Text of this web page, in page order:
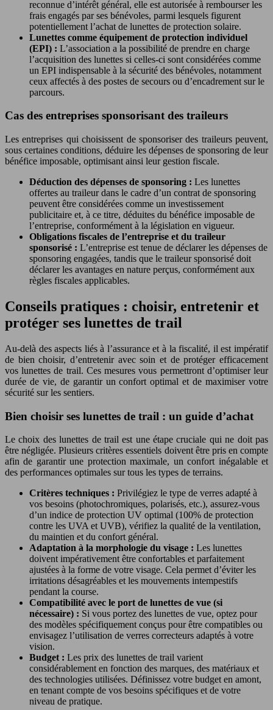
reconnue d’intérêt général, elle est autorisée à rembourser les
frais engagés par ses bénévoles, parmi lesquels figurent
potentiellement l’achat de lunettes de protection solaire.
Lunettes comme équipement de protection individuel
(EPI) : L’association a la possibilité de prendre en charge
l’acquisition des lunettes si celles-ci sont considérées comme
un EPI indispensable à la sécurité des bénévoles, notamment
ceux affectés à des postes de secours ou d’encadrement sur le
parcours.
Cas des entreprises sponsorisant des traileurs
Les entreprises qui choisissent de sponsoriser des traileurs peuvent,
sous certaines conditions, déduire les dépenses de sponsoring de leur
bénéfice imposable, optimisant ainsi leur gestion fiscale.
Déduction des dépenses de sponsoring : Les lunettes
offertes au traileur dans le cadre d’un contrat de sponsoring
peuvent être considérées comme un investissement
publicitaire et, à ce titre, déduites du bénéfice imposable de
l’entreprise, conformément à la législation en vigueur.
Obligations fiscales de l’entreprise et du traileur
sponsorisé : L’entreprise est tenue de déclarer les dépenses de
sponsoring engagées, tandis que le traileur sponsorisé doit
déclarer les avantages en nature perçus, conformément aux
règles fiscales applicables.
Conseils pratiques : choisir, entretenir et
protéger ses lunettes de trail
Au-delà des aspects liés à l’assurance et à la fiscalité, il est impératif
de bien choisir, d’entretenir avec soin et de protéger efficacement
vos lunettes de trail. Ces mesures vous permettront d’optimiser leur
durée de vie, de garantir un confort optimal et de maximiser votre
sécurité sur les sentiers.
Bien choisir ses lunettes de trail : un guide d’achat
Le choix des lunettes de trail est une étape cruciale qui ne doit pas
être négligée. Plusieurs critères essentiels doivent être pris en compte
afin de garantir une protection maximale, un confort inégalable et
des performances optimales sur tous les types de terrains.
Critères techniques : Privilégiez le type de verres adapté à
vos besoins (photochromiques, polarisés, etc.), assurez-vous
d’un indice de protection UV optimal (100% de protection
contre les UVA et UVB), vérifiez la qualité de la ventilation,
du maintien et du confort général.
Adaptation à la morphologie du visage : Les lunettes
doivent impérativement être confortables et parfaitement
ajustées à la forme de votre visage. Cela permet d’éviter les
irritations désagréables et les mouvements intempestifs
pendant la course.
Compatibilité avec le port de lunettes de vue (si
nécessaire) : Si vous portez des lunettes de vue, optez pour
des modèles spécifiquement conçus pour être compatibles ou
envisagez l’utilisation de verres correcteurs adaptés à votre
vision.
Budget : Les prix des lunettes de trail varient
considérablement en fonction des marques, des matériaux et
des technologies utilisées. Définissez votre budget en amont,
en tenant compte de vos besoins spécifiques et de votre
niveau de pratique.